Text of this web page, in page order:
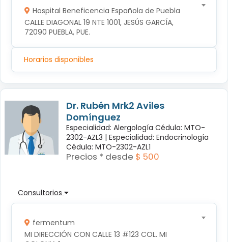
Hospital Beneficencia Española de Puebla
CALLE DIAGONAL 19 NTE 1001, JESÚS GARCÍA,
72090 PUEBLA, PUE.
Horarios disponibles
Dr. Rubén Mrk2 Aviles
Domínguez
Especialidad: Alergología Cédula: MTO-
2302-AZL3 | Especialidad: Endocrinología
Cédula: MTO-2302-AZL1
Precios * desde $ 500
Consultorios
fermentum
MI DIRECCIÓN CON CALLE 13 #123 COL. MI